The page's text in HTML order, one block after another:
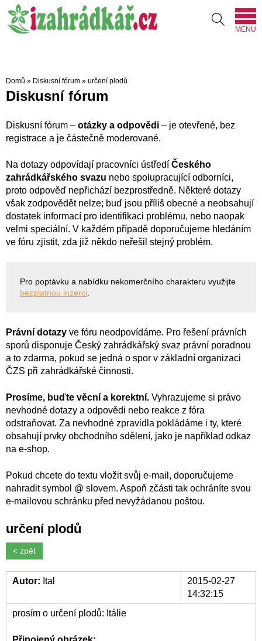
MENU
Domů » Diskusní fórum » určení plodů
Diskusní fórum
Diskusní fórum – otázky a odpovědi – je otevřené, bez
registrace a je částečně moderované.
Na dotazy odpovídají pracovníci ústředí Českého
zahrádkářského svazu nebo spolupracující odborníci,
proto odpověď nepřichází bezprostředně. Některé dotazy
však zodpovědět nelze; buď jsou příliš obecné a neobsahují
dostatek informací pro identifikaci problému, nebo naopak
velmi speciální. V každém případě doporučujeme hledáním
ve fóru zjistit, zda již někdo neřešil stejný problém.
Pro poptávku a nabídku nekomerčního charakteru využijte
bezplatnou inzerci.
Právní dotazy ve fóru neodpovídáme. Pro řešení právních
sporů disponuje Český zahrádkářský svaz právní poradnou
a to zdarma, pokud se jedná o spor v základní organizaci
ČZS při zahrádkářské činnosti.
Prosíme, buďte věcní a korektní. Vyhrazujeme si právo
nevhodné dotazy a odpovědi nebo reakce z fóra
odstraňovat. Za nevhodné zpravidla pokládáme i ty, které
obsahují prvky obchodního sdělení, jako je například odkaz
na e-shop.
Pokud chcete do textu vložit svůj e-mail, doporučujeme
nahradit symbol @ slovem. Aspoň zčásti tak ochráníte svou
e-mailovou schránku před nevyžádanou poštou.
určení plodů
< zpět
Autor: Ital
2015-02-27
14:32:15
prosím o určení plodů: Itálie